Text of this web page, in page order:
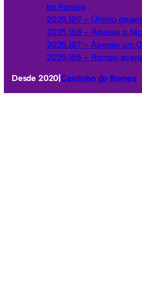
by Romeo
2025.189 – Último
2025.188 – Apenas o
2025.187 – Apenas um
2025.186 – Romeo
Desde 2020 |Cantinho do Romeo